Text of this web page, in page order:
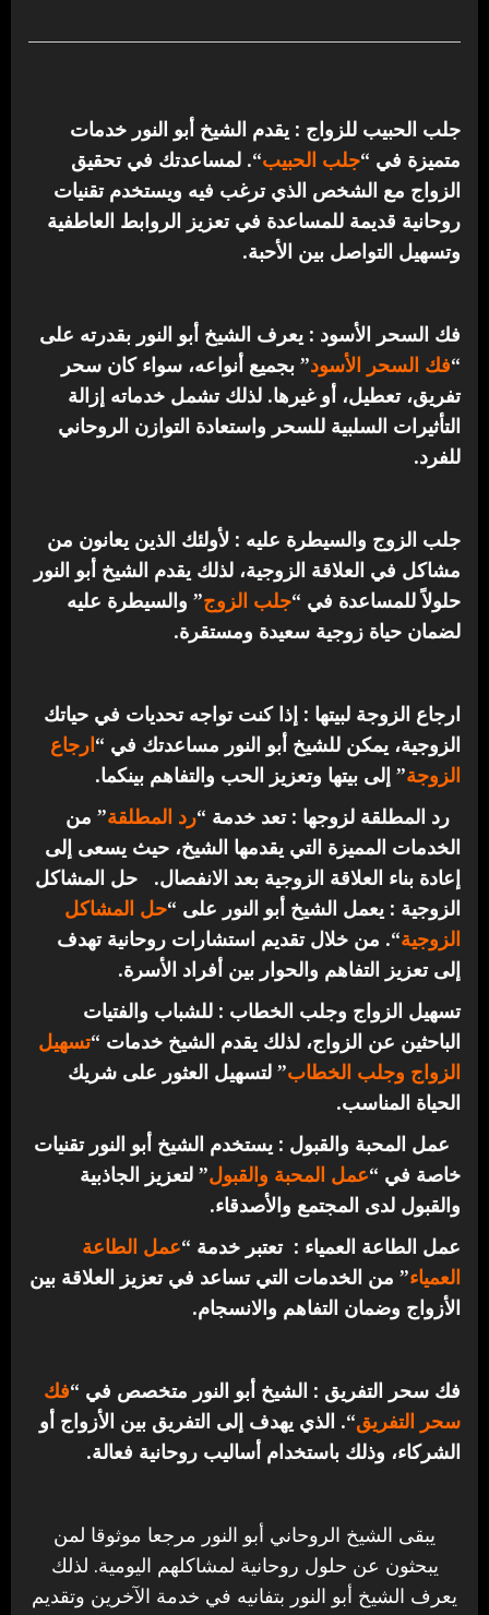
جلب الحبيب للزواج : يقدم الشيخ أبو النور خدمات
متميزة في “جلب الحبيب“. لمساعدتك في تحقيق
الزواج مع الشخص الذي ترغب فيه ويستخدم تقنيات
روحانية قديمة للمساعدة في تعزيز الروابط العاطفية
وتسهيل التواصل بين الأحبة.
فك السحر الأسود : يعرف الشيخ أبو النور بقدرته على
“فك السحر الأسود” بجميع أنواعه، سواء كان سحر
تفريق، تعطيل، أو غيرها. لذلك تشمل خدماته إزالة
التأثيرات السلبية للسحر واستعادة التوازن الروحاني
للفرد.
جلب الزوج والسيطرة عليه : لأولئك الذين يعانون من
مشاكل في العلاقة الزوجية، لذلك يقدم الشيخ أبو النور
حلولاً للمساعدة في “جلب الزوج” والسيطرة عليه
لضمان حياة زوجية سعيدة ومستقرة.
ارجاع الزوجة لبيتها : إذا كنت تواجه تحديات في حياتك
الزوجية، يمكن للشيخ أبو النور مساعدتك في “ارجاع
الزوجة” إلى بيتها وتعزيز الحب والتفاهم بينكما.
رد المطلقة لزوجها : تعد خدمة “رد المطلقة” من
الخدمات المميزة التي يقدمها الشيخ، حيث يسعى إلى
إعادة بناء العلاقة الزوجية بعد الانفصال.
حل المشاكل
الزوجية : يعمل الشيخ أبو النور على “حل المشاكل
الزوجية“. من خلال تقديم استشارات روحانية تهدف
إلى تعزيز التفاهم والحوار بين أفراد الأسرة.
تسهيل الزواج وجلب الخطاب : للشباب والفتيات
الباحثين عن الزواج، لذلك يقدم الشيخ خدمات “تسهيل
الزواج وجلب الخطاب” لتسهيل العثور على شريك
الحياة المناسب.
عمل المحبة والقبول : يستخدم الشيخ أبو النور تقنيات
خاصة في “عمل المحبة والقبول” لتعزيز الجاذبية
والقبول لدى المجتمع والأصدقاء.
عمل الطاعة العمياء : تعتبر خدمة “عمل الطاعة
العمياء” من الخدمات التي تساعد في تعزيز العلاقة بين
الأزواج وضمان التفاهم والانسجام.
فك سحر التفريق : الشيخ أبو النور متخصص في “فك
سحر التفريق“. الذي يهدف إلى التفريق بين الأزواج أو
الشركاء، وذلك باستخدام أساليب روحانية فعالة.
يبقى الشيخ الروحاني أبو النور مرجعا موثوقا لمن
يبحثون عن حلول روحانية لمشاكلهم اليومية. لذلك
يعرف الشيخ أبو النور بتفانيه في خدمة الآخرين وتقديم